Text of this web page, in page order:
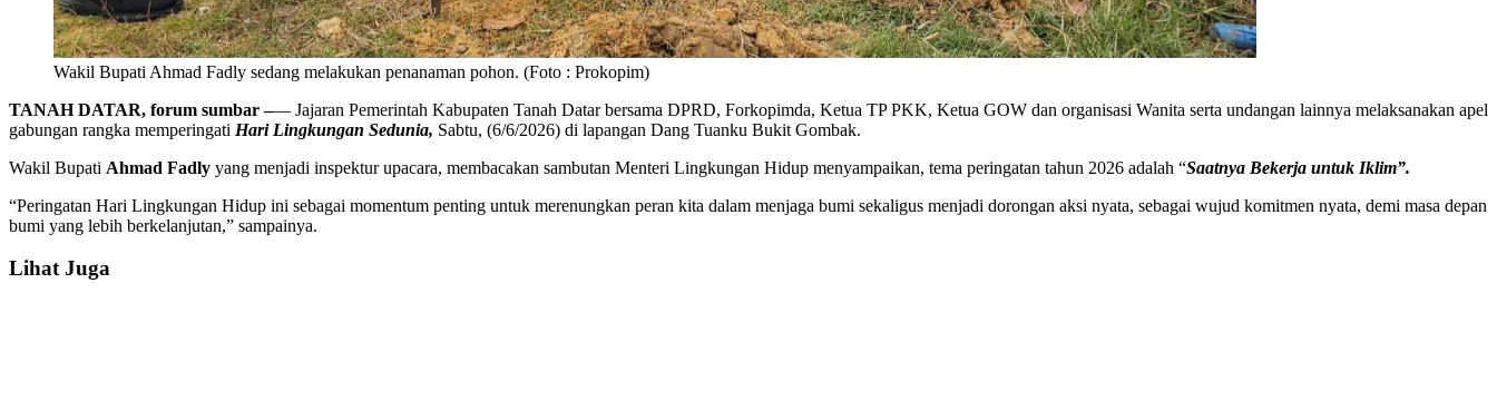
Wakil Bupati Ahmad Fadly sedang melakukan penanaman pohon. (Foto : Prokopim)
TANAH DATAR, forum sumbar –— Jajaran Pemerintah Kabupaten Tanah Datar bersama DPRD, Forkopimda, Ketua TP PKK, Ketua GOW dan organisasi Wanita serta undangan lainnya melaksanakan apel
gabungan rangka memperingati Hari Lingkungan Sedunia, Sabtu, (6/6/2026) di lapangan Dang Tuanku Bukit Gombak.
Wakil Bupati Ahmad Fadly yang menjadi inspektur upacara, membacakan sambutan Menteri Lingkungan Hidup menyampaikan, tema peringatan tahun 2026 adalah “Saatnya Bekerja untuk Iklim”.
“Peringatan Hari Lingkungan Hidup ini sebagai momentum penting untuk merenungkan peran kita dalam menjaga bumi sekaligus menjadi dorongan aksi nyata, sebagai wujud komitmen nyata, demi masa depan
bumi yang lebih berkelanjutan,” sampainya.
Lihat Juga